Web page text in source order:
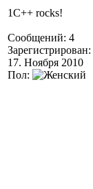
1C++ rocks!
Сообщений: 4
Зарегистрирован:
17. Ноября 2010
Пол: